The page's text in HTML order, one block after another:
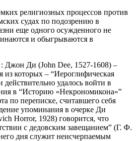
религиозных процессов против
судах по подозрению в
еще одного осужденного не
и обыгрываются в
Джон Ди (John Dee, 1527-1608) –
из которых – “Иероглифическая
удалось войти в
в “Историю «Некрономикона»”
по переписке, считавшего себя
упоминания в очерке Ди
Horror, 1928) говорится, что
с дедовским завещанием” (Г. Ф.
дня служит неисчерпаемым